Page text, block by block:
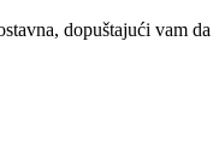
dopuštajući vam